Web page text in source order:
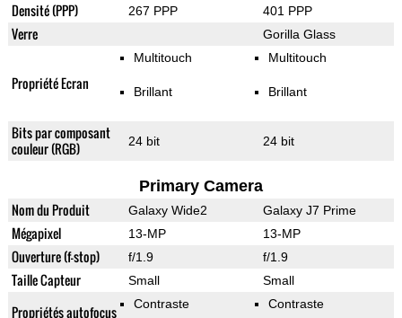
Densité (PPP) 267 PPP 401 PPP
Verre Gorilla Glass
Propriété Ecran
Multitouch
Brillant
Multitouch
Brillant
Bits par composant
couleur (RGB)
24 bit 24 bit
Primary Camera
Nom du Produit Galaxy Wide2 Galaxy J7 Prime
Mégapixel 13-MP 13-MP
Ouverture (f-stop) f/1.9 f/1.9
Taille Capteur Small Small
Propriétés autofocus Contraste Contraste